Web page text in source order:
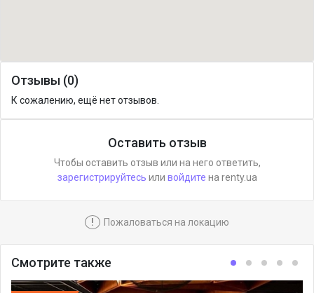
Отзывы (0)
К сожалению, ещё нет отзывов.
Оставить отзыв
Чтобы оставить отзыв или на него ответить,
зарегистрируйтесь или войдите на renty.ua
! Пожаловаться на локацию
Смотрите также